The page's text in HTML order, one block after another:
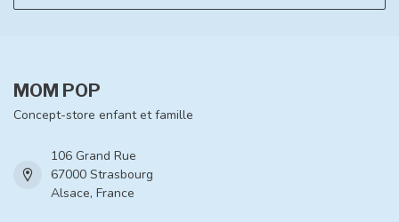
MOM POP
Concept-store enfant et famille
106 Grand Rue
67000 Strasbourg
Alsace, France